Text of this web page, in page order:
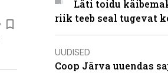
Läti toidu
riik teeb seal tugevat
UUDISED
Coop Järva uuendas